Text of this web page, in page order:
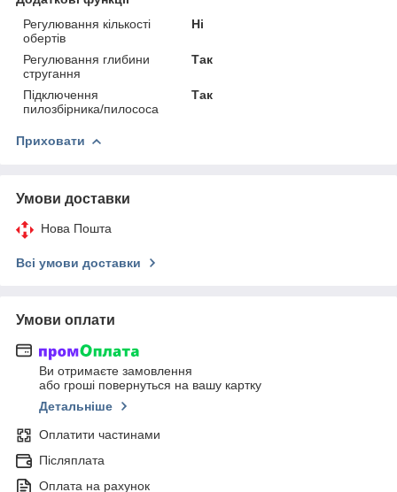
Регулювання кількості
обертів
Ні
Регулювання глибини
стругання
Так
Підключення
пилозбірника/пилососа
Так
Приховати
Умови доставки
Нова Пошта
Всі умови доставки
Умови оплати
Ви отримаєте замовлення
або гроші повернуться на вашу картку
Детальніше
Оплатити частинами
Післяплата
Оплата на рахунок